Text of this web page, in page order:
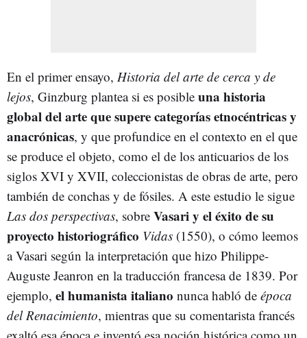
En el primer ensayo, Historia del arte de cerca y de
lejos, Ginzburg plantea si es posible una historia
global del arte que supere categorías etnocéntricas y
anacrónicas, y que profundice en el contexto en el que
se produce el objeto, como el de los anticuarios de los
siglos XVI y XVII, coleccionistas de obras de arte, pero
también de conchas y de fósiles. A este estudio le sigue
Las dos perspectivas, sobre Vasari y el éxito de su
proyecto historiográfico Vidas (1550), o cómo leemos
a Vasari según la interpretación que hizo Philippe-
Auguste Jeanron en la traducción francesa de 1839. Por
ejemplo, el humanista italiano nunca habló de época
del Renacimiento, mientras que su comentarista francés